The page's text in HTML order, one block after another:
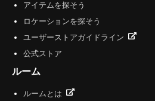
アイテムを探そう
ロケーションを探そう
ユーザーストアガイドライン
公式ストア
ルーム
ルームとは